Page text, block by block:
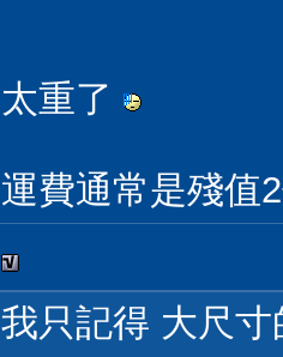
太重了
運費通常是殘值
我只記得 大尺寸